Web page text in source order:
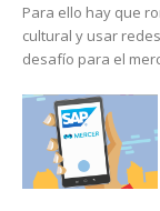
Para ello hay que
cultural y usar
desafío para el